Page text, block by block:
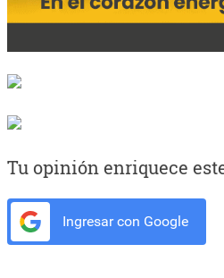
Tu opinión enriquece
Ingresar con Google